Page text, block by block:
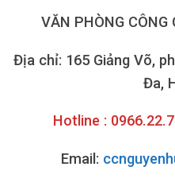
VĂN PHÒNG CÔNG
Địa chỉ: 165 Giảng Võ,
Đa,
Hotline :
Email: